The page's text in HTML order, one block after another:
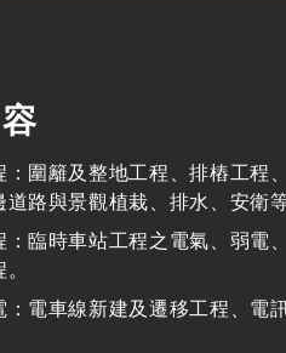
：圍籬及整地工程、排樁工程
道路與景觀植栽、排水、安衛等
：臨時車站工程之電氣、弱電
：電車線新建及遷移工程、電